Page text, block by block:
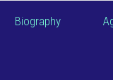
Biography